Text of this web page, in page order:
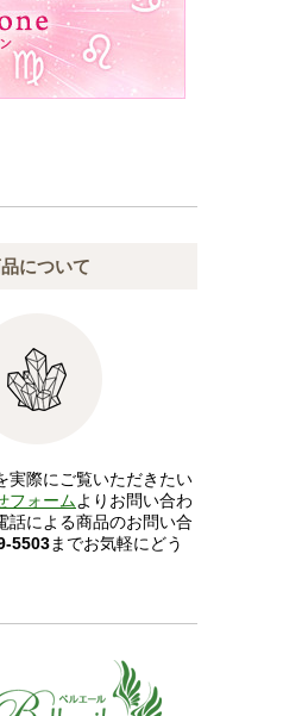
について
実際にご覧いただきたい
フォームよりお問い合わ
話による商品のお問い合
5503までお気軽にどう